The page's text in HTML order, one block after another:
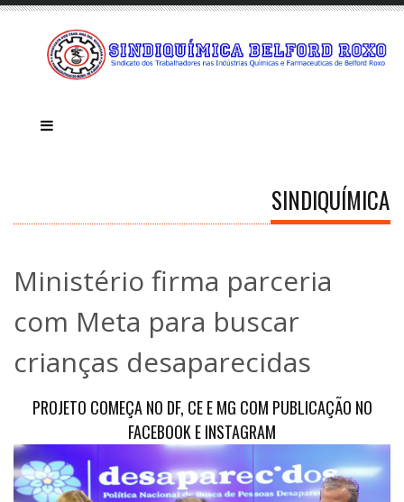
SINDIQUÍMICA
Ministério firma parceria
com Meta para buscar
crianças desaparecidas
PROJETO COMEÇA NO DF, CE E MG COM PUBLICAÇÃO NO
FACEBOOK E INSTAGRAM